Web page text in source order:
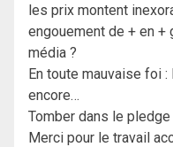
les prix montent
engouement de + en +
média ?
En toute mauvaise foi :
encore…
Tomber dans le
Merci pour le travail